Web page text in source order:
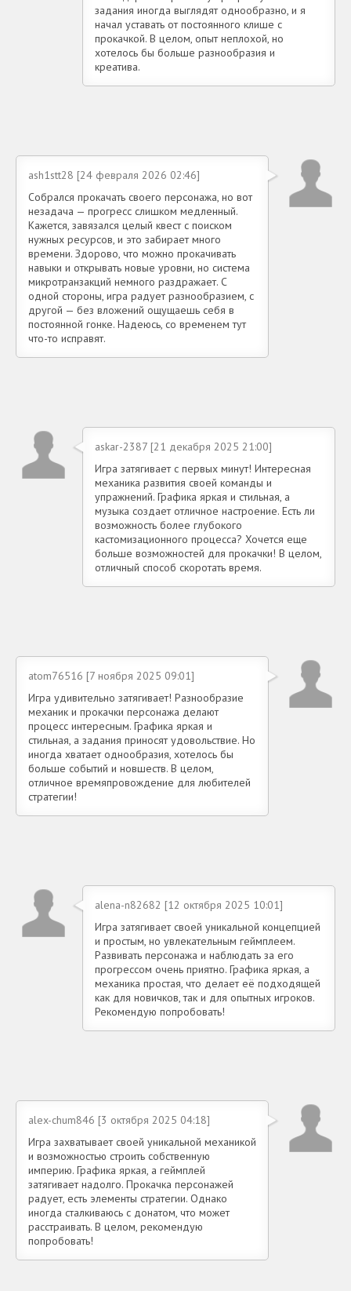
задания иногда выглядят однообразно, и я
начал уставать от постоянного клише с
прокачкой. В целом, опыт неплохой, но
хотелось бы больше разнообразия и
креатива.
ash1stt28 [24 февраля 2026 02:46]
Собрался прокачать своего персонажа, но вот
незадача — прогресс слишком медленный.
Кажется, завязался целый квест с поиском
нужных ресурсов, и это забирает много
времени. Здорово, что можно прокачивать
навыки и открывать новые уровни, но система
микротранзакций немного раздражает. С
одной стороны, игра радует разнообразием, с
другой — без вложений ощущаешь себя в
постоянной гонке. Надеюсь, со временем тут
что-то исправят.
askar-2387 [21 декабря 2025 21:00]
Игра затягивает с первых минут! Интересная
механика развития своей команды и
упражнений. Графика яркая и стильная, а
музыка создает отличное настроение. Есть ли
возможность более глубокого
кастомизационного процесса? Хочется еще
больше возможностей для прокачки! В целом,
отличный способ скоротать время.
atom76516 [7 ноября 2025 09:01]
Игра удивительно затягивает! Разнообразие
механик и прокачки персонажа делают
процесс интересным. Графика яркая и
стильная, а задания приносят удовольствие. Но
иногда хватает однообразия, хотелось бы
больше событий и новшеств. В целом,
отличное времяпровождение для любителей
стратегии!
alena-n82682 [12 октября 2025 10:01]
Игра затягивает своей уникальной концепцией
и простым, но увлекательным геймплеем.
Развивать персонажа и наблюдать за его
прогрессом очень приятно. Графика яркая, а
механика простая, что делает её подходящей
как для новичков, так и для опытных игроков.
Рекомендую попробовать!
alex-chum846 [3 октября 2025 04:18]
Игра захватывает своей уникальной механикой
и возможностью строить собственную
империю. Графика яркая, а геймплей
затягивает надолго. Прокачка персонажей
радует, есть элементы стратегии. Однако
иногда сталкиваюсь с донатом, что может
расстраивать. В целом, рекомендую
попробовать!